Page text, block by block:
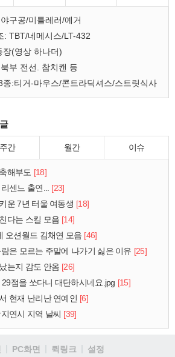
구공/미틀레러/예거
: TBT/네메시스/LT-432
(영상 하나더)
부 전선. 참치캔 등
종:티거-마우스/콘트라딕셔스/스트릿식사
주간 월간 이슈
해부도 [18]
센느 출연...
[23]
운 7년 터울 여동생 [18]
다는 스킬 모음 [14]
오션월드 김채연 모음 [46]
은 모르는 주말에 나가기 싫은 이유 [25]
는지 감도 안옴 [26]
점을 쏘다니 대단하시네요.jpg [15]
현재 난리난 연예인 [6]
연시 지역 날씨 [39]
PC화면 퀵링크 설정